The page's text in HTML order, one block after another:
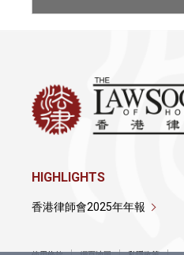
HIGHLIGHTS
香港律師會2025年年報